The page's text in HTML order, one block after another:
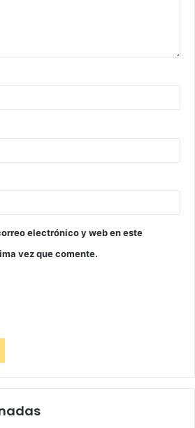
electrónico y web en este
vez que comente.